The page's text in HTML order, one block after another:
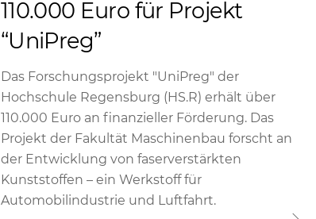
110.000 Euro für Projekt
“UniPreg”
Das Forschungsprojekt "UniPreg" der
Hochschule Regensburg (HS.R) erhält über
110.000 Euro an finanzieller Förderung. Das
Projekt der Fakultät Maschinenbau forscht an
der Entwicklung von faserverstärkten
Kunststoffen – ein Werkstoff für
Automobilindustrie und Luftfahrt.